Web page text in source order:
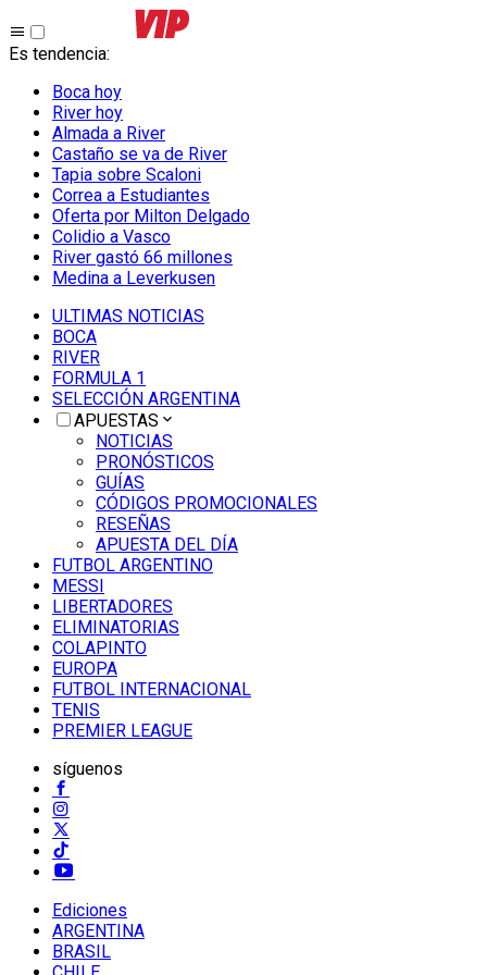
Es tendencia:
Boca hoy
River hoy
Almada a River
Castaño se va de River
Tapia sobre Scaloni
Correa a Estudiantes
Oferta por Milton Delgado
Colidio a Vasco
River gastó 66 millones
Medina a Leverkusen
ULTIMAS NOTICIAS
BOCA
RIVER
FORMULA 1
SELECCIÓN ARGENTINA
APUESTAS
NOTICIAS
PRONÓSTICOS
GUÍAS
CÓDIGOS PROMOCIONALES
RESEÑAS
APUESTA DEL DÍA
FUTBOL ARGENTINO
MESSI
LIBERTADORES
ELIMINATORIAS
COLAPINTO
EUROPA
FUTBOL INTERNACIONAL
TENIS
PREMIER LEAGUE
síguenos
Ediciones
ARGENTINA
BRASIL